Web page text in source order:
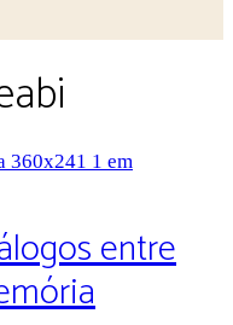
entre